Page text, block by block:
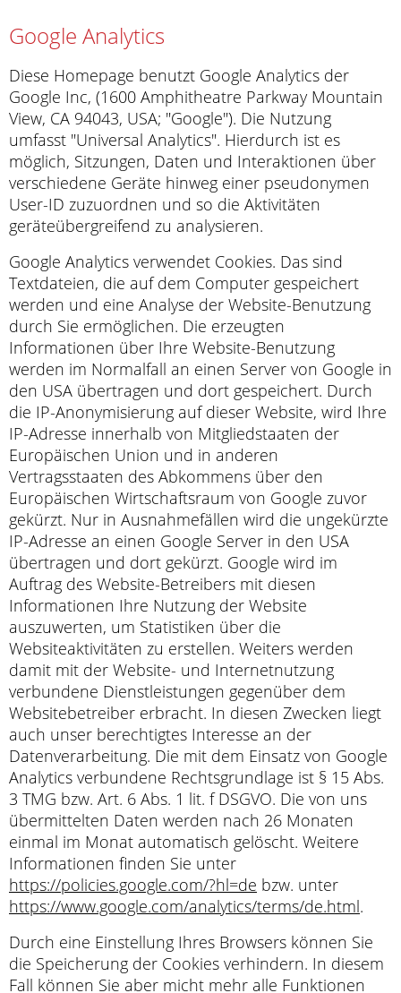
Google Analytics
Diese Homepage benutzt Google Analytics der
Google Inc, (1600 Amphitheatre Parkway Mountain
View, CA 94043, USA; "Google"). Die Nutzung
umfasst "Universal Analytics". Hierdurch ist es
möglich, Sitzungen, Daten und Interaktionen über
verschiedene Geräte hinweg einer pseudonymen
User-ID zuzuordnen und so die Aktivitäten
geräteübergreifend zu analysieren.
Google Analytics verwendet Cookies. Das sind
Textdateien, die auf dem Computer gespeichert
werden und eine Analyse der Website-Benutzung
durch Sie ermöglichen. Die erzeugten
Informationen über Ihre Website-Benutzung
werden im Normalfall an einen Server von Google in
den USA übertragen und dort gespeichert. Durch
die IP-Anonymisierung auf dieser Website, wird Ihre
IP-Adresse innerhalb von Mitgliedstaaten der
Europäischen Union und in anderen
Vertragsstaaten des Abkommens über den
Europäischen Wirtschaftsraum von Google zuvor
gekürzt. Nur in Ausnahmefällen wird die ungekürzte
IP-Adresse an einen Google Server in den USA
übertragen und dort gekürzt. Google wird im
Auftrag des Website-Betreibers mit diesen
Informationen Ihre Nutzung der Website
auszuwerten, um Statistiken über die
Websiteaktivitäten zu erstellen. Weiters werden
damit mit der Website- und Internetnutzung
verbundene Dienstleistungen gegenüber dem
Websitebetreiber erbracht. In diesen Zwecken liegt
auch unser berechtigtes Interesse an der
Datenverarbeitung. Die mit dem Einsatz von Google
Analytics verbundene Rechtsgrundlage ist § 15 Abs.
3 TMG bzw. Art. 6 Abs. 1 lit. f DSGVO. Die von uns
übermittelten Daten werden nach 26 Monaten
einmal im Monat automatisch gelöscht. Weitere
Informationen finden Sie unter
https://policies.google.com/?hl=de bzw. unter
https://www.google.com/analytics/terms/de.html.
Durch eine Einstellung Ihres Browsers können Sie
die Speicherung der Cookies verhindern. In diesem
Fall können Sie aber micht mehr alle Funktionen